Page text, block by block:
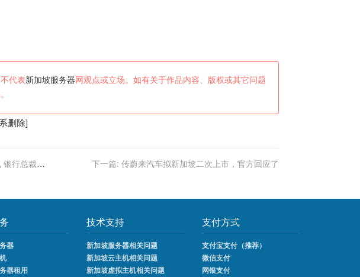
代表新加坡服务器 网观点或立场。如有关于作品内容、版权或其它问题
删除]
银行总裁：
下一篇: 传蔚来汽车拟新加坡二次上市，官方回应了
器
器租用
技术支持
新加坡服务器相关问题
新加坡云主机相关问题
新加坡虚拟主机相关问题
支付方式
支付宝支付（推荐）
微信支付
网银支付